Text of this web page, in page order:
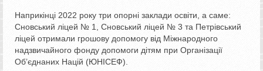
Наприкінці 2022 року три опорні заклади освіти, а саме:
Сновський ліцей № 1, Сновський ліцей № 3 та Петрівський
ліцей отримали грошову допомогу від Міжнародного
надзвичайного фонду допомоги дітям при Організації
Об’єднаних Націй (ЮНІСЕФ).